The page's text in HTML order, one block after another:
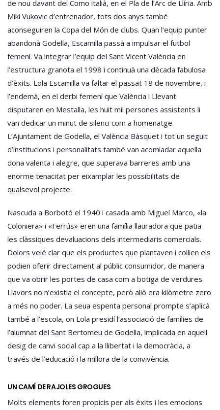
de nou davant del Como italià, en el Pla de l’Arc de Llíria. Amb
Miki Vukovic d’entrenador, tots dos anys també
aconseguiren la Copa del Món de clubs. Quan l’equip punter
abandonà Godella, Escamilla passà a impulsar el futbol
femení. Va integrar l’equip del Sant Vicent València en
l’estructura granota el 1998 i continuà una dècada fabulosa
d’èxits. Lola Escamilla va faltar el passat 18 de novembre, i
l’endemà, en el derbi femení que València i Llevant
disputaren en Mestalla, les huit mil persones assistents li
van dedicar un minut de silenci com a homenatge.
L’Ajuntament de Godella, el València Bàsquet i tot un seguit
d’institucions i personalitats també van acomiadar aquella
dona valenta i alegre, que superava barreres amb una
enorme tenacitat per eixamplar les possibilitats de
qualsevol projecte.
Nascuda a Borbotó el 1940 i casada amb Miguel Marco, «la
Coloniera» i «Ferrús» eren una família llauradora que patia
les clàssiques devaluacions dels intermediaris comercials.
Dolors veié clar que els productes que plantaven i collien els
podien oferir directament al públic consumidor, de manera
que va obrir les portes de casa com a botiga de verdures.
Llavors no n’existia el concepte, però allò era kilòmetre zero
a més no poder. La seua espenta personal prompte s’aplicà
també a l’escola, on Lola presidí l’associació de famílies de
l’alumnat del Sant Bertomeu de Godella, implicada en aquell
desig de canvi social cap a la llibertat i la democràcia, a
través de l’educació i la millora de la convivència.
UN CAMÍ DE RAJOLES GROGUES
Molts elements foren propicis per als èxits i les emocions